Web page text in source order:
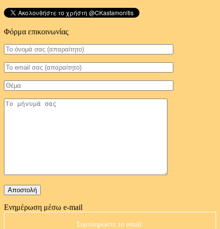
Φόρμα επικοινωνίας
Ενημέρωση μέσω e-mail
Συμπληρώστε το email: